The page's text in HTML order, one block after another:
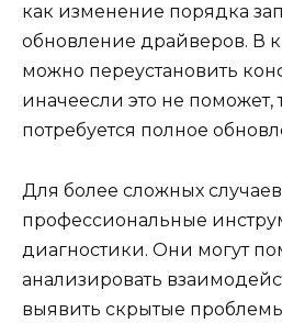
как изменение порядка
обновление драйверов. В
можно переустановить
иначеесли это не поможет,
потребуется полное
Для более сложных случаев
профессиональные
диагностики. Они могут
анализировать
выявить скрытые